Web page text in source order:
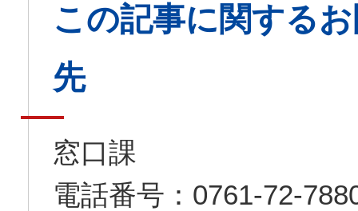
この記事に関する
先
窓口課
電話番号：0761-72-